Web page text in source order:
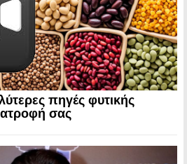
πηγές φυτικής
σας